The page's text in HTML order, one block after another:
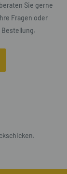
Sie gerne
Fragen oder